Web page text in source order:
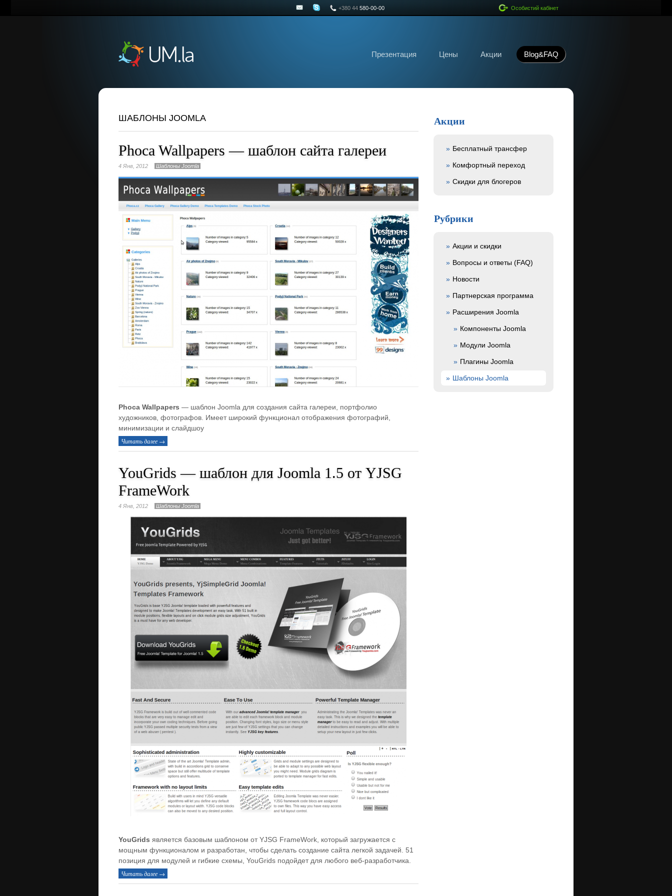
+380 44 580-00-00 Особистий кабінет
Презентация Цены Акции Blog&FAQ
ШАБЛОНЫ JOOMLA
Phoca Wallpapers — шаблон сайта галереи
4 Янв, 2012 Шаблоны Joomla
Phoca Wallpapers — шаблон Joomla для создания сайта галереи, портфолио
художников, фотографов. Имеет широкий функционал отображения фотографий,
минимизации и слайдшоу
Читать далее →
YouGrids — шаблон для Joomla 1.5 от YJSG
FrameWork
4 Янв, 2012 Шаблоны Joomla
YouGrids является базовым шаблоном от YJSG FrameWork, который загружается с
мощным функционалом и разработан, чтобы сделать создание сайта легкой задачей. 51
позиция для модулей и гибкие схемы, YouGrids подойдет для любого веб-разработчика.
Читать далее →
Акции
Бесплатный трансфер
Комфортный переход
Скидки для блогеров
Рубрики
Акции и скидки
Вопросы и ответы (FAQ)
Новости
Партнерская программа
Расширения Joomla
Компоненты Joomla
Модули Joomla
Плагины Joomla
Шаблоны Joomla